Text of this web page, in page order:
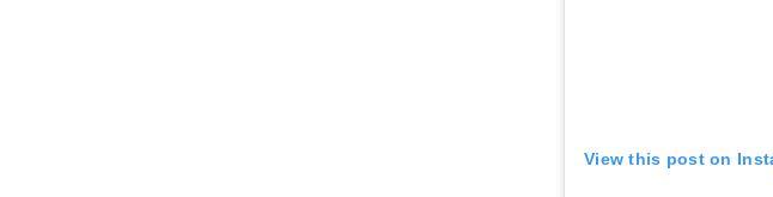
View this post on